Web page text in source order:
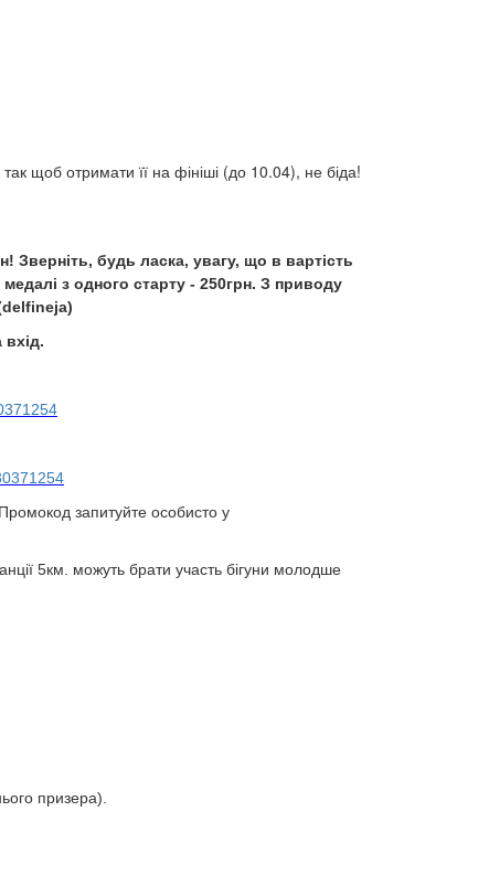
щоб отримати її на фініші (до 10.04), не біда!
Зверніть, будь ласка, увагу, що в вартість
з одного старту - 250грн. З приводу
запитуйте особисто у
5км. можуть брати участь бігуни молодше
призера).